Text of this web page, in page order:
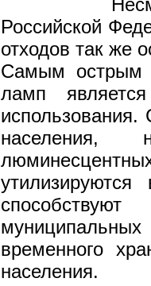
Несмотря
Российской
отходов так же
Самым острым
ламп
населения,
временного
населения.